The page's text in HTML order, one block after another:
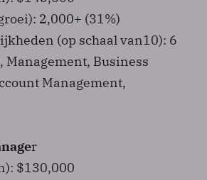
2,000+ (31%)
(op schaal van10): 6
Management, Business
Management,
r
$130,000